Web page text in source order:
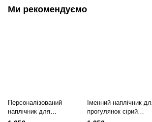
Ми рекомендуємо
Персоналізований
наплічник для
прогулянок синій
Іменний наплічник
прогулянок сірий
HeyBaby